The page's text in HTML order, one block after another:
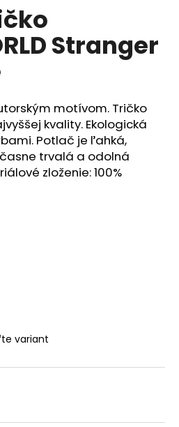
Stranger
motívom. Tričko
kvality. Ekologická
Potlač je ľahká,
trvalá a odolná
zloženie: 100%
variant